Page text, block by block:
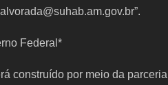
Federal*
construído por meio da